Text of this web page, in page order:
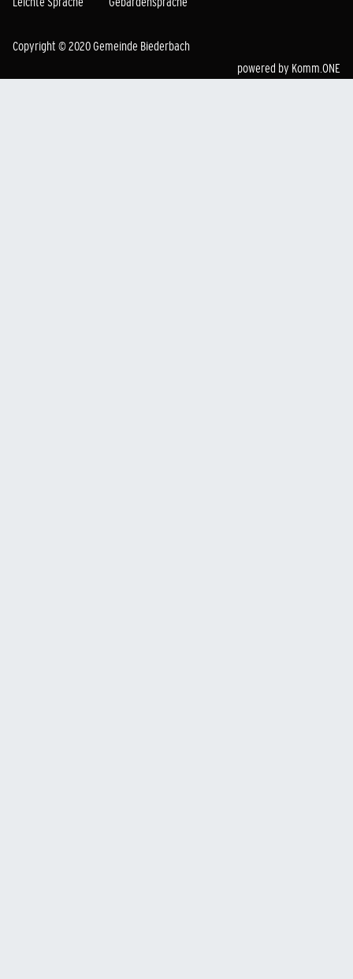
Copyright © 2020 Gemeinde Biederbach
powered by Komm.ONE